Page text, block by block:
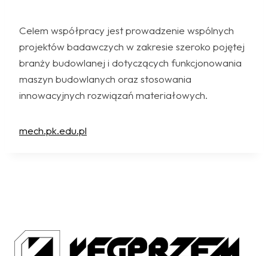
Celem współpracy jest prowadzenie wspólnych
projektów badawczych w zakresie szeroko pojętej
branży budowlanej i dotyczących funkcjonowania
maszyn budowlanych oraz stosowania
innowacyjnych rozwiązań materiałowych.
mech.pk.edu.pl